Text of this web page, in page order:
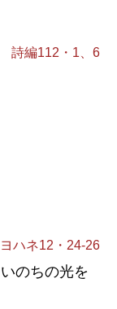
詩編112・1、6
ヨハネ12・24-26
のちの光を